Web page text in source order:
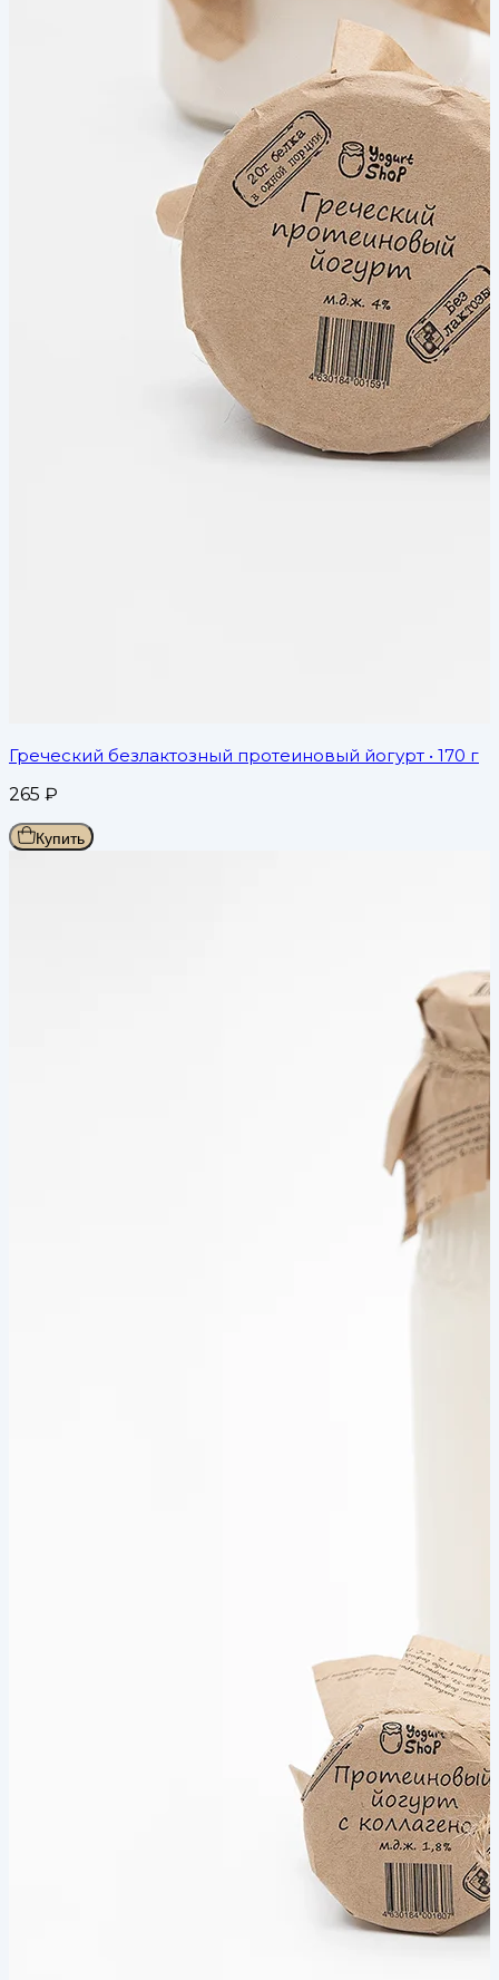
Греческий безлактозный протеиновый йогурт • 170 г
265 ₽
Купить